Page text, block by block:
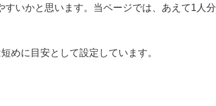
いかと思います。当ページでは、あえて1人分
めに目安として設定しています。